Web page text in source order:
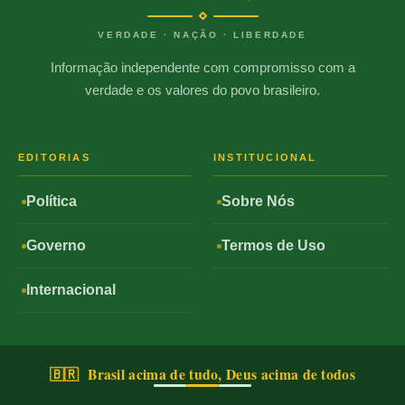
VERDADE · NAÇÃO · LIBERDADE
Informação independente com compromisso com a
verdade e os valores do povo brasileiro.
EDITORIAS
Política
Governo
Internacional
INSTITUCIONAL
Sobre Nós
Termos de Uso
🇧🇷 Brasil acima de tudo, Deus acima de todos